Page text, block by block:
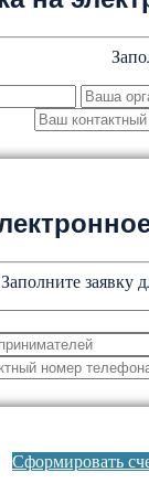
Заполните заявку
Сформировать